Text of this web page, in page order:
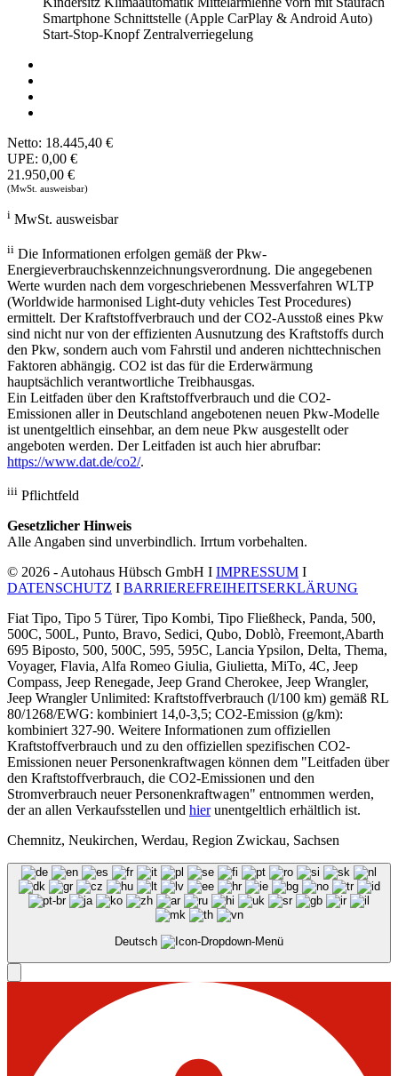
Smartphone Schnittstelle (Apple CarPlay & Android Auto)
Start-Stop-Knopf Zentralverriegelung
Netto: 18.445,40 €
UPE: 0,00 €
21.950,00 €
(MwSt. ausweisbar)
i MwSt. ausweisbar
ii Die Informationen erfolgen gemäß der Pkw-
Energieverbrauchskennzeichnungsverordnung. Die angegebenen
Werte wurden nach dem vorgeschriebenen Messverfahren WLTP
(Worldwide harmonised Light-duty vehicles Test Procedures)
ermittelt. Der Kraftstoffverbrauch und der CO2-Ausstoß eines Pkw
sind nicht nur von der effizienten Ausnutzung des Kraftstoffs durch
den Pkw, sondern auch vom Fahrstil und anderen nichttechnischen
Faktoren abhängig. CO2 ist das für die Erderwärmung
hauptsächlich verantwortliche Treibhausgas.
Ein Leitfaden über den Kraftstoffverbrauch und die CO2-
Emissionen aller in Deutschland angebotenen neuen Pkw-Modelle
ist unentgeltlich einsehbar, an dem neue Pkw ausgestellt oder
angeboten werden. Der Leitfaden ist auch hier abrufbar:
https://www.dat.de/co2/.
iii Pflichtfeld
Gesetzlicher Hinweis
Alle Angaben sind unverbindlich. Irrtum vorbehalten.
© 2026 - Autohaus Hübsch GmbH I IMPRESSUM I
DATENSCHUTZ I BARRIEREFREIHEITSERKLÄRUNG
Fiat Tipo, Tipo 5 Türer, Tipo Kombi, Tipo Fließheck, Panda, 500,
500C, 500L, Punto, Bravo, Sedici, Qubo, Doblò, Freemont,Abarth
695 Biposto, 500, 500C, 595, 595C, Lancia Ypsilon, Delta, Thema,
Voyager, Flavia, Alfa Romeo Giulia, Giulietta, MiTo, 4C, Jeep
Compass, Jeep Renegade, Jeep Grand Cherokee, Jeep Wrangler,
Jeep Wrangler Unlimited: Kraftstoffverbrauch (l/100 km) gemäß RL
80/1268/EWG: kombiniert 14,0-3,5; CO2-Emission (g/km):
kombiniert 327-90. Weitere Informationen zum offiziellen
Kraftstoffverbrauch und zu den offiziellen spezifischen CO2-
Emissionen neuer Personenkraftwagen können dem "Leitfaden über
den Kraftstoffverbrauch, die CO2-Emissionen und den
Stromverbrauch neuer Personenkraftwagen" entnommen werden,
der an allen Verkaufsstellen und hierunentgeltlich erhältlich ist.
Chemnitz, Neukirchen, Werdau, Region Zwickau, Sachsen
Deutsch